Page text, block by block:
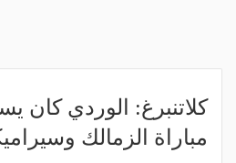
كلاتنبرغ: الوردي كان
مباراة الزمالك